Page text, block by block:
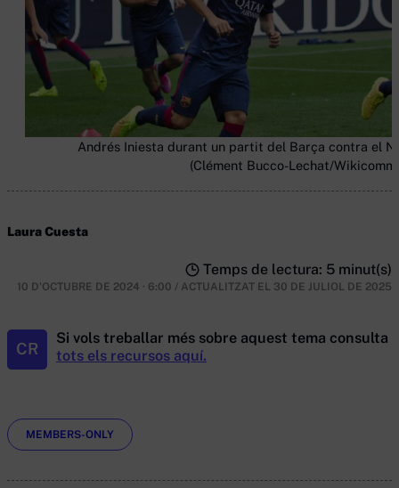
Andrés Iniesta durant un partit del Barça contra el
(Clément Bucco-Lechat/
Laura Cuesta
Temps de lectura: 5 minut(s)
10 D'OCTUBRE DE 2024 · 6:00 / ACTUALITZAT EL 30 DE JULIOL DE 2025
CR
Si vols treballar més sobre aquest tema consulta
tots els recursos aquí.
Etiquetes
MEMBERS-ONLY